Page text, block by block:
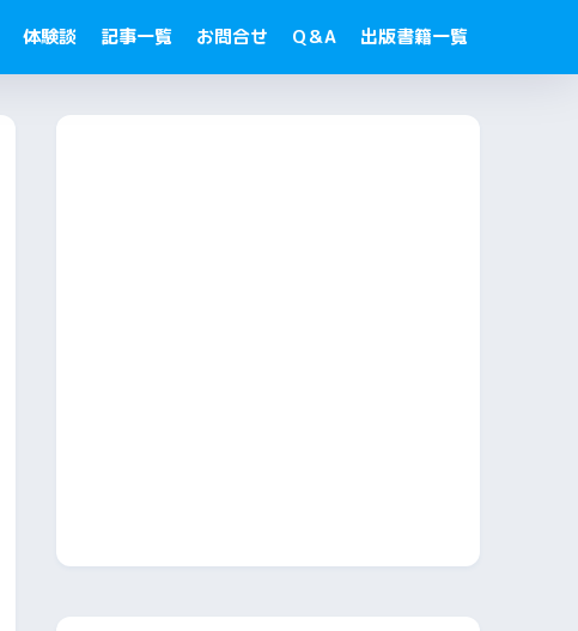
体験談 記事一覧 お問合せ Q＆A 出版書籍一覧